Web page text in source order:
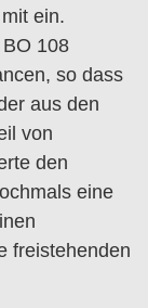
ein.
108
so dass
aus den
von
den
eine
freistehenden